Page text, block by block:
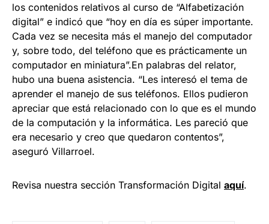
los contenidos relativos al curso de “Alfabetización
digital” e indicó que “hoy en día es súper importante.
Cada vez se necesita más el manejo del computador
y, sobre todo, del teléfono que es prácticamente un
computador en miniatura”.En palabras del relator,
hubo una buena asistencia. “Les interesó el tema de
aprender el manejo de sus teléfonos. Ellos pudieron
apreciar que está relacionado con lo que es el mundo
de la computación y la informática. Les pareció que
era necesario y creo que quedaron contentos”,
aseguró Villarroel.
Revisa nuestra sección Transformación Digital aquí.